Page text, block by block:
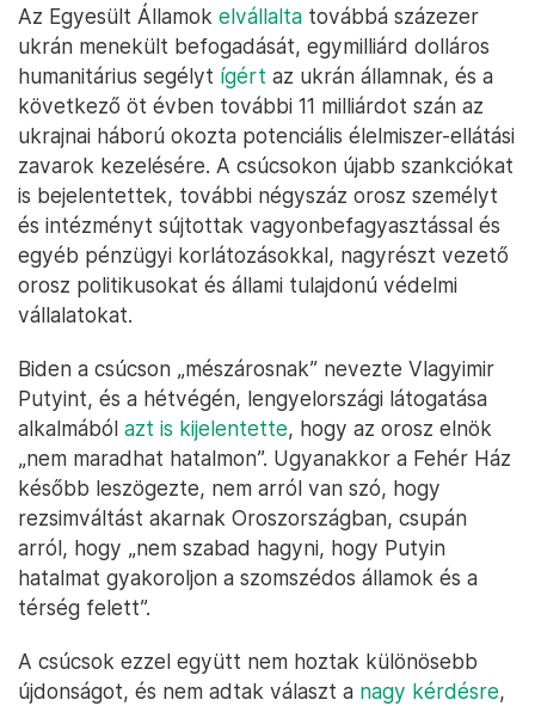
Az Egyesült Államok elvállalta továbbá százezer
ukrán menekült befogadását, egymilliárd dolláros
humanitárius segélyt ígért az ukrán államnak, és a
következő öt évben további 11 milliárdot szán az
ukrajnai háború okozta potenciális élelmiszer-ellátási
zavarok kezelésére. A csúcsokon újabb szankciókat
is bejelentettek, további négyszáz orosz személyt
és intézményt sújtottak vagyonbefagyasztással és
egyéb pénzügyi korlátozásokkal, nagyrészt vezető
orosz politikusokat és állami tulajdonú védelmi
vállalatokat.
Biden a csúcson „mészárosnak” nevezte Vlagyimir
Putyint, és a hétvégén, lengyelországi látogatása
alkalmából azt is kijelentette, hogy az orosz elnök
„nem maradhat hatalmon”. Ugyanakkor a Fehér Ház
később leszögezte, nem arról van szó, hogy
rezsimváltást akarnak Oroszországban, csupán
arról, hogy „nem szabad hagyni, hogy Putyin
hatalmat gyakoroljon a szomszédos államok és a
térség felett”.
A csúcsok ezzel együtt nem hoztak különösebb
újdonságot, és nem adtak választ a nagy kérdésre,